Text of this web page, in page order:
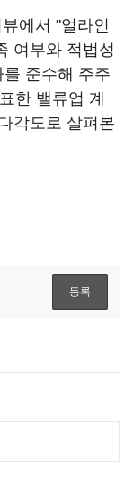
에서 "얼라인
여부와 적법성
준수해 주주
한 밸류업 계
각도로 살펴본